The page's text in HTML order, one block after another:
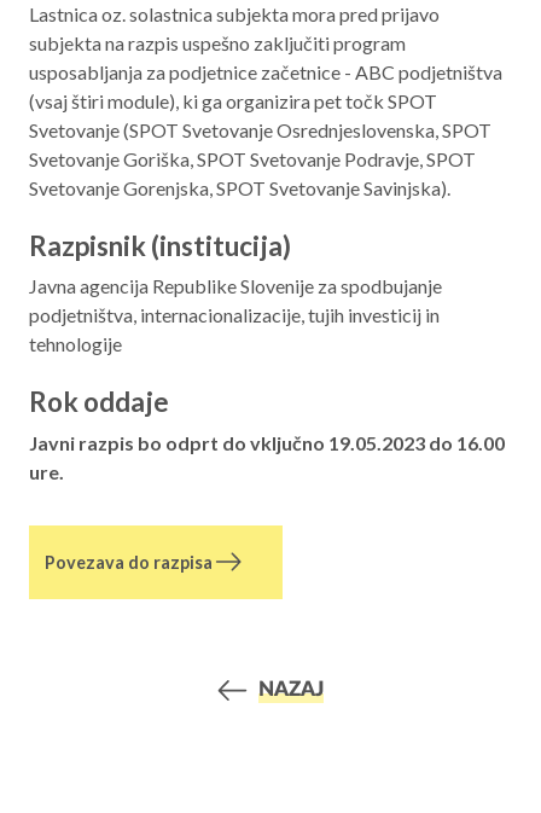
Lastnica oz. solastnica subjekta mora pred prijavo
subjekta na razpis uspešno zaključiti program
usposabljanja za podjetnice začetnice - ABC podjetništva
(vsaj štiri module), ki ga organizira pet točk SPOT
Svetovanje (SPOT Svetovanje Osrednjeslovenska, SPOT
Svetovanje Goriška, SPOT Svetovanje Podravje, SPOT
Svetovanje Gorenjska, SPOT Svetovanje Savinjska).
Razpisnik (institucija)
Javna agencija Republike Slovenije za spodbujanje
podjetništva, internacionalizacije, tujih investicij in
tehnologije
Rok oddaje
Javni razpis bo odprt do vključno 19.05.2023 do 16.00
ure.
Povezava do razpisa
NAZAJ